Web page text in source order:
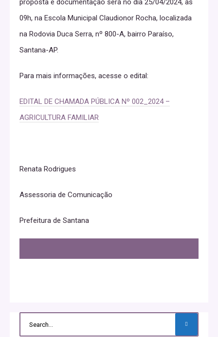
proposta e documentação será no dia 25/04/2024, às
09h, na Escola Municipal Claudionor Rocha, localizada
na Rodovia Duca Serra, nº 800-A, bairro Paraíso,
Santana-AP.
Para mais informações, acesse o edital:
EDITAL DE CHAMADA PÚBLICA Nº 002_2024 –
AGRICULTURA FAMILIAR
Renata Rodrigues
Assessoria de Comunicação
Prefeitura de Santana